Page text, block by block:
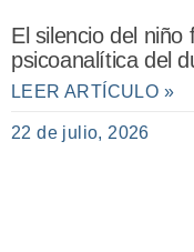
El silencio del
psicoanalítica del
LEER ARTÍCULO »
22 de julio, 2026